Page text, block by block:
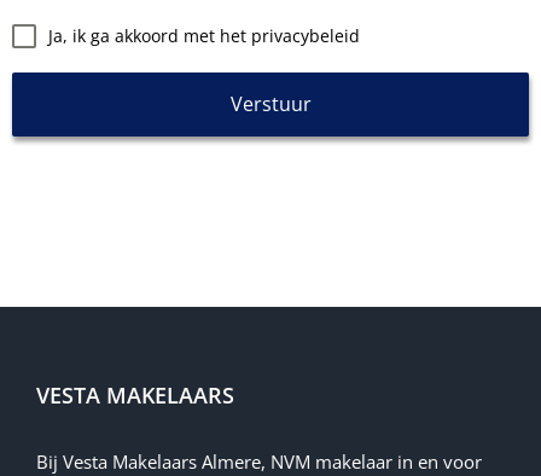
Ja, ik ga akkoord met het privacybeleid
Verstuur
VESTA MAKELAARS
Bij Vesta Makelaars Almere, NVM makelaar in en voor